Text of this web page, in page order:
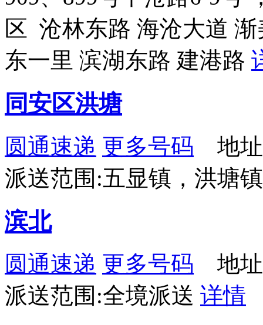
区 沧林东路 海沧大道
东一里 滨湖东路 建港路
同安区洪塘
圆通速递 更多号码 地址
派送范围:五显镇，洪塘
滨北
圆通速递 更多号码 地址
派送范围:全境派送 详情